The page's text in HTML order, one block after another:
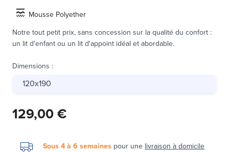
Mousse Polyether
Notre tout petit prix, sans concession sur la qualité du confort :
un lit d'enfant ou un lit d'appoint idéal et abordable.
Dimensions :
120x190
129,00 €
Sous 4 à 6 semaines pour une livraison à domicile